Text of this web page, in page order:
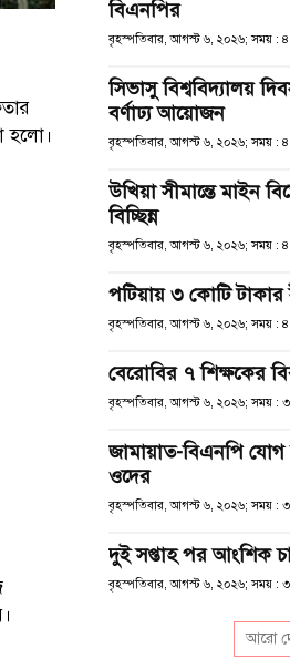
হলো।
বিএনপির
বৃহস্পতিবার, আগস্ট ৬, ২০২৬; সময় :
সিভাসু বিশ্ববিদ্যালয়
বর্ণাঢ্য আয়োজন
বৃহস্পতিবার, আগস্ট ৬, ২০২৬; সময় :
উখিয়া সীমান্তে মাইন
বিচ্ছিন্ন
বৃহস্পতিবার, আগস্ট ৬, ২০২৬; সময় :
পটিয়ায় ৩ কোটি টাকার
বৃহস্পতিবার, আগস্ট ৬, ২০২৬; সময় :
বেরোবির ৭ শিক্ষকের
বৃহস্পতিবার, আগস্ট ৬, ২০২৬; সময় :
জামায়াত-বিএনপি
ওদের
বৃহস্পতিবার, আগস্ট ৬, ২০২৬; সময় :
দুই সপ্তাহ পর আংশিক
বৃহস্পতিবার, আগস্ট ৬, ২০২৬; সময় :
আরো